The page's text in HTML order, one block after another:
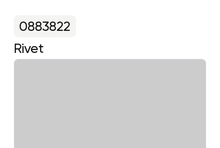
Rivet
0883822